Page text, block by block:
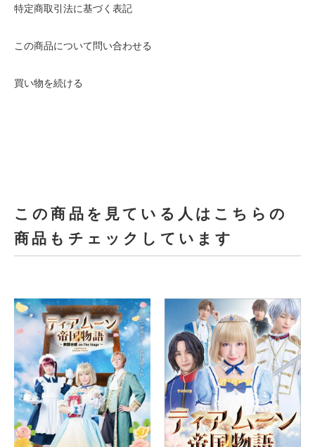
特定商取引法に基づく表記
この商品について問い合わせる
買い物を続ける
この商品を見ている人はこちらの
商品もチェックしています